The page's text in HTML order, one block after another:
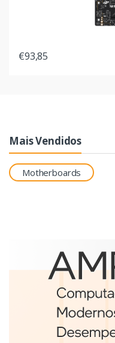
€93,85
Mais Vendidos
Motherboards